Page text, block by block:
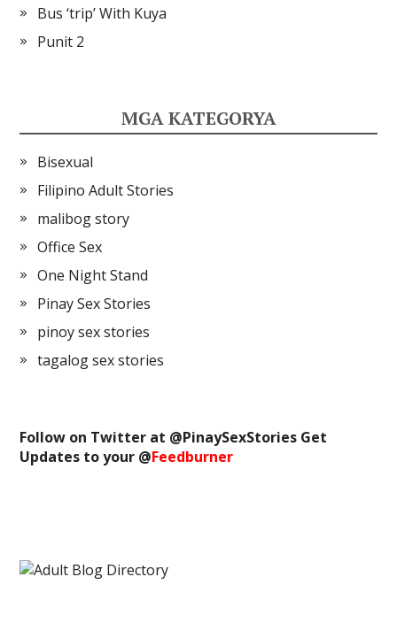
Bus ‘trip’ With Kuya
Punit 2
MGA KATEGORYA
Bisexual
Filipino Adult Stories
malibog story
Office Sex
One Night Stand
Pinay Sex Stories
pinoy sex stories
tagalog sex stories
Follow on Twitter at @PinaySexStories Get
Updates to your @Feedburner